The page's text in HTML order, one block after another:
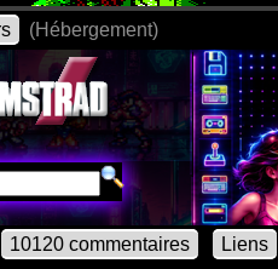
(Hébergement)
10120 commentaires Liens